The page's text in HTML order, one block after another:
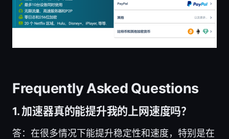
Frequently Asked Questions
1. 加速器真的能提升我的上网速度吗？
答：在很多情况下能提升稳定性和速度，特别是在